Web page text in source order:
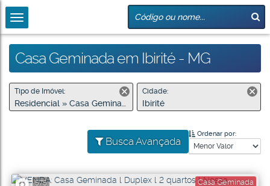
Casa Geminada em Ibirité - MG
Tipo de Imóvel:
Residencial » Casa Geminada
Cidade:
Ibirité
Busca Avançada
Ordenar por:
575 Casa Geminada